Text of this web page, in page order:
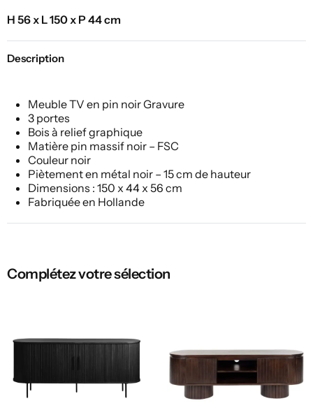
H 56 x L 150 x P 44 cm
Description
Meuble TV en pin noir Gravure
3 portes
Bois à relief graphique
Matière pin massif noir – FSC
Couleur noir
Piètement en métal noir – 15 cm de hauteur
Dimensions : 150 x 44 x 56 cm
Fabriquée en Hollande
Complétez votre sélection